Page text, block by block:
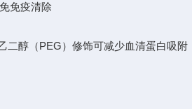
免疫清除
醇（PEG）修饰可减少血清蛋白吸附